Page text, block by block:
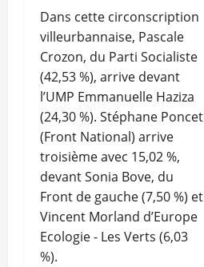
Dans cette circonscription
villeurbannaise, Pascale
Crozon, du Parti Socialiste
(42,53 %), arrive devant
l’UMP Emmanuelle Haziza
(24,30 %). Stéphane Poncet
(Front National) arrive
troisième avec 15,02 %,
devant Sonia Bove, du
Front de gauche (7,50 %) et
Vincent Morland d’Europe
Ecologie - Les Verts (6,03
%).